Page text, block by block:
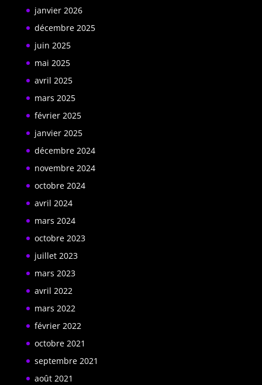
janvier 2026
décembre 2025
juin 2025
mai 2025
avril 2025
mars 2025
février 2025
janvier 2025
décembre 2024
novembre 2024
octobre 2024
avril 2024
mars 2024
octobre 2023
juillet 2023
mars 2023
avril 2022
mars 2022
février 2022
octobre 2021
septembre 2021
août 2021